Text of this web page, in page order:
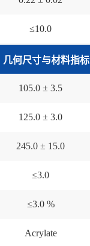
≤10.0
几何尺寸与材料指标
105.0 ± 3.5
1 25.0 ± 3.0
245.0 ± 15.0
≤3.0
≤3.0 %
Acrylate